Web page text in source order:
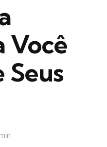
Você
Seus